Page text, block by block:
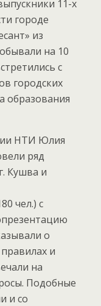
11-х
городе
из
на 10
с
городских
образования
НТИ Юлия
ряд
Кушва и
чел.) с
о
и
на
Подобные
и со